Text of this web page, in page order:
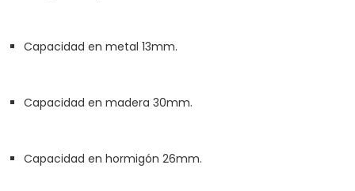
Capacidad en metal 13mm.
Capacidad en madera 30mm.
Capacidad en hormigón 26mm.